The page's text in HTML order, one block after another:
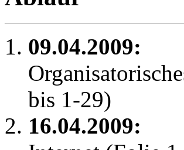
09.04.2009:
bis 1-29)
16.04.2009: